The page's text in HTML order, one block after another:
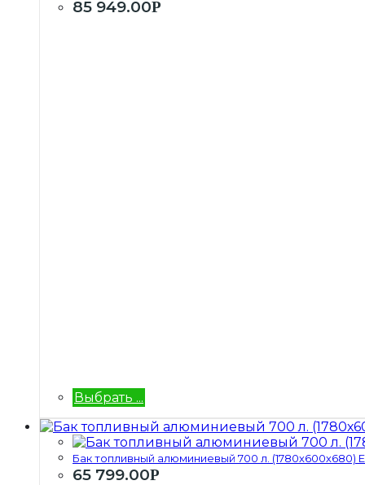
85 949.00Р
Выбрать ...
Бак топливный алюминиевый 700 л. (1780х600х680)
65 799.00Р